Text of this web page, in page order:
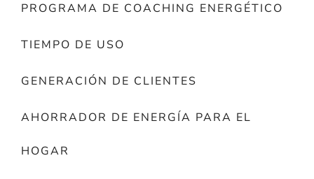
PROGRAMA DE COACHING ENERGÉTICO
TIEMPO DE USO
GENERACIÓN DE CLIENTES
AHORRADOR DE ENERGÍA PARA EL
HOGAR